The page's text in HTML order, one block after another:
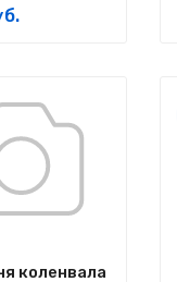
коленвала